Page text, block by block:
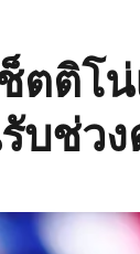
ตติโ
บช่ว